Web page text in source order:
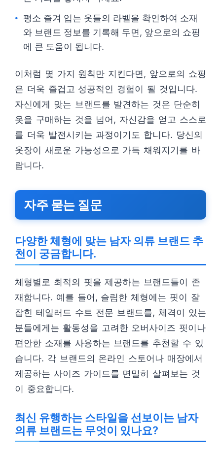
평소 즐겨 입는 옷들의 라벨을 확인하여 소재
와 브랜드 정보를 기록해 두면, 앞으로의 쇼핑
에 큰 도움이 됩니다.
이처럼 몇 가지 원칙만 지킨다면, 앞으로의 쇼핑
은 더욱 즐겁고 성공적인 경험이 될 것입니다.
자신에게 맞는 브랜드를 발견하는 것은 단순히
옷을 구매하는 것을 넘어, 자신감을 얻고 스스로
를 더욱 발전시키는 과정이기도 합니다. 당신의
옷장이 새로운 가능성으로 가득 채워지기를 바
랍니다.
자주 묻는 질문
다양한 체형에 맞는 남자 의류 브랜드 추
천이 궁금합니다.
체형별로 최적의 핏을 제공하는 브랜드들이 존
재합니다. 예를 들어, 슬림한 체형에는 핏이 잘
잡힌 테일러드 수트 전문 브랜드를, 체격이 있는
분들에게는 활동성을 고려한 오버사이즈 핏이나
편안한 소재를 사용하는 브랜드를 추천할 수 있
습니다. 각 브랜드의 온라인 스토어나 매장에서
제공하는 사이즈 가이드를 면밀히 살펴보는 것
이 중요합니다.
최신 유행하는 스타일을 선보이는 남자
의류 브랜드는 무엇이 있나요?